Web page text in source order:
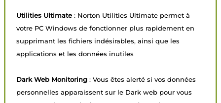
Utilities Ultimate : Norton Utilities Ultimate permet à
votre PC Windows de fonctionner plus rapidement en
supprimant les fichiers indésirables, ainsi que les
applications et les données inutiles
Dark Web Monitoring : Vous êtes alerté si vos données
personnelles apparaissent sur le Dark web pour vous